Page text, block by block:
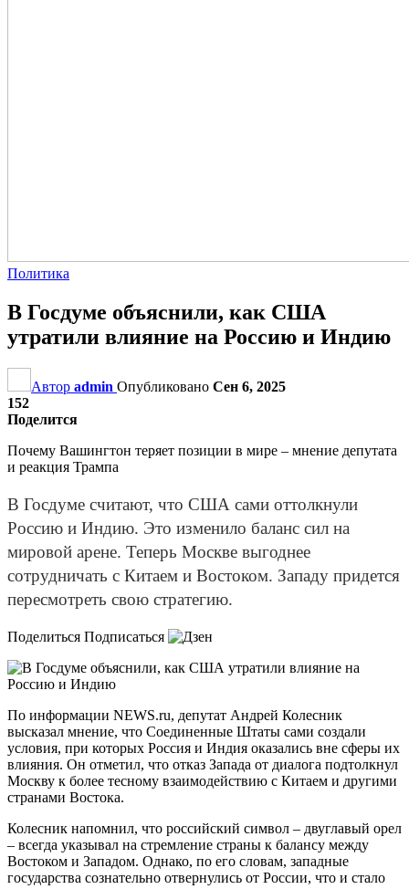
Политика
В Госдуме объяснили, как США
утратили влияние на Россию и Индию
Автор admin Опубликовано Сен 6, 2025
152
Поделится
Почему Вашингтон теряет позиции в мире – мнение депутата
и реакция Трампа
В Госдуме считают, что США сами оттолкнули
Россию и Индию. Это изменило баланс сил на
мировой арене. Теперь Москве выгоднее
сотрудничать с Китаем и Востоком. Западу придется
пересмотреть свою стратегию.
Поделиться Подписаться
По информации NEWS.ru, депутат Андрей Колесник
высказал мнение, что Соединенные Штаты сами создали
условия, при которых Россия и Индия оказались вне сферы их
влияния. Он отметил, что отказ Запада от диалога подтолкнул
Москву к более тесному взаимодействию с Китаем и другими
странами Востока.
Колесник напомнил, что российский символ – двуглавый орел
– всегда указывал на стремление страны к балансу между
Востоком и Западом. Однако, по его словам, западные
государства сознательно отвернулись от России, что и стало